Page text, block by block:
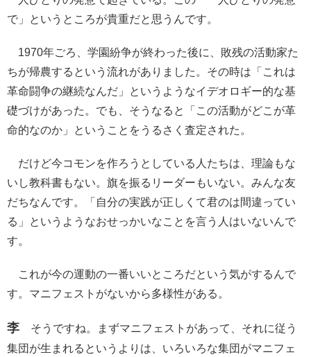
で」というところが貴重だと思うんです。
1970年ごろ、学園紛争が終わった後に、敗残の活動家た
ちが帰農するという流れがありました。その時は「これは
革命闘争の継続なんだ」というようなイデオロギー的な基
礎づけがあった。でも、そうなると「この活動がどこが革
命的なのか」ということをうるさく査定された。
だけど今コモンを作ろうとしている人たちは、理論もな
いし教科書もない。旗を振るリーダーもいない。みんな友
だちなんです。「自分の実践が正しくて君のは間違ってい
る」というようなおせっかいなことを言う人はいないんで
す。
これが今の運動の一番いいところだという気がするんで
す。マニフェストがないから多様性がある。
李 そうですね。まずマニフェストがあって、それに従う
集団が生まれるというよりは、いろいろな集団がマニフェ